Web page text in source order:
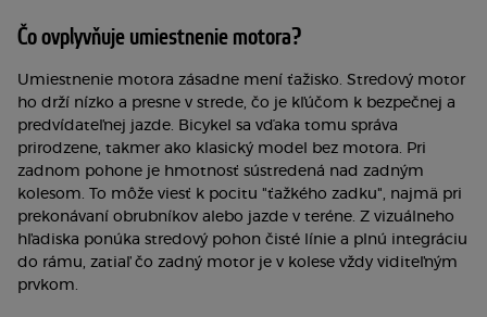
Čo ovplyvňuje umiestnenie motora?
Umiestnenie motora zásadne mení ťažisko. Stredový motor
ho drží nízko a presne v strede, čo je kľúčom k bezpečnej a
predvídateľnej jazde. Bicykel sa vďaka tomu správa
prirodzene, takmer ako klasický model bez motora. Pri
zadnom pohone je hmotnosť sústredená nad zadným
kolesom. To môže viesť k pocitu "ťažkého zadku", najmä pri
prekonávaní obrubníkov alebo jazde v teréne. Z vizuálneho
hľadiska ponúka stredový pohon čisté línie a plnú integráciu
do rámu, zatiaľ čo zadný motor je v kolese vždy viditeľným
prvkom.